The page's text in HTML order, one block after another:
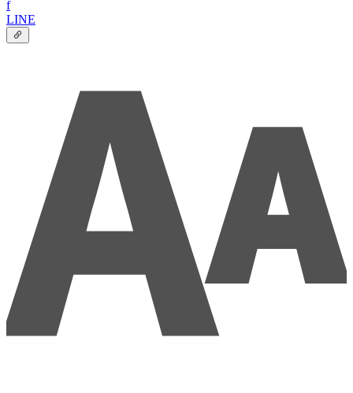
f
LINE